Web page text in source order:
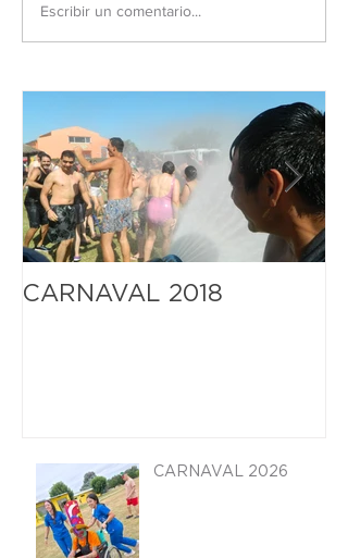
Escribir un comentario...
CARNAVAL 2018
CARNAVAL 2026